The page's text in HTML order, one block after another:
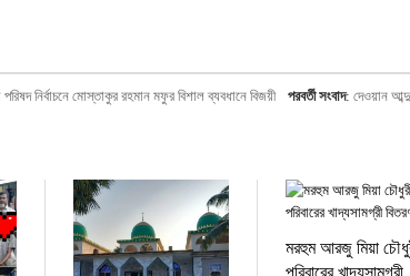
নির্বাচনে মোস্তাকুর রহমান মফুর বিশাল ব্যবধানে বিজয়ী পরবর্তী সংবাদ: দেওয়ান
মরহুম আরজু মিয়া
পরিবারের খাদ্যসামগ্রী